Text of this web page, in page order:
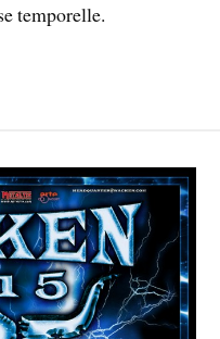
temporelle.